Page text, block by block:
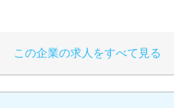
この企業の求人をすべて見る